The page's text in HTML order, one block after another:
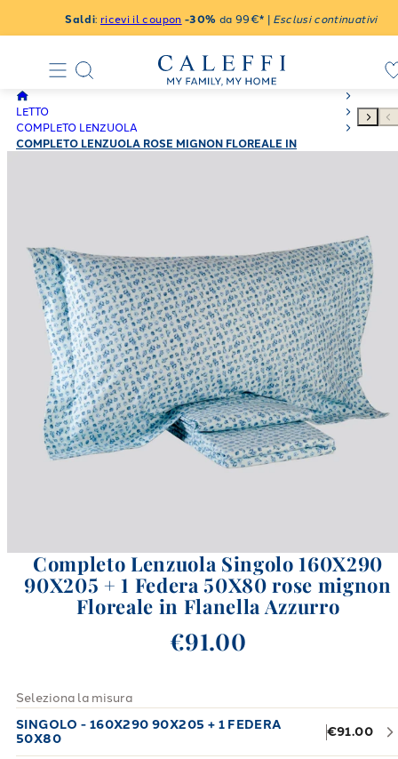
Saldi: ricevi il coupon -30% da 99€* | Esclusi continuativi
LETTO
COMPLETO LENZUOLA
COMPLETO LENZUOLA ROSE MIGNON FLOREALE IN
Completo Lenzuola Singolo 160X290
90X205 + 1 Federa 50X80 rose mignon
Floreale in Flanella Azzurro
€91.00
Seleziona la misura
SINGOLO - 160X290 90X205 + 1 FEDERA
50X80
€91.00